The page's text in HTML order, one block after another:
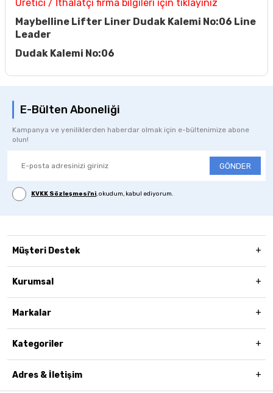
Üretici / İthalatçı firma bilgileri için tıklayınız
Maybelline Lifter Liner Dudak Kalemi No:06 Line
Leader
Dudak Kalemi No:06
E-Bülten Aboneliği
Kampanya ve yeniliklerden haberdar olmak için e-bültenimize abone
olun!
GÖNDER
KVKK Sözleşmesi'ni, okudum, kabul ediyorum.
Müşteri Destek
Kurumsal
Markalar
Kategoriler
Adres & İletişim